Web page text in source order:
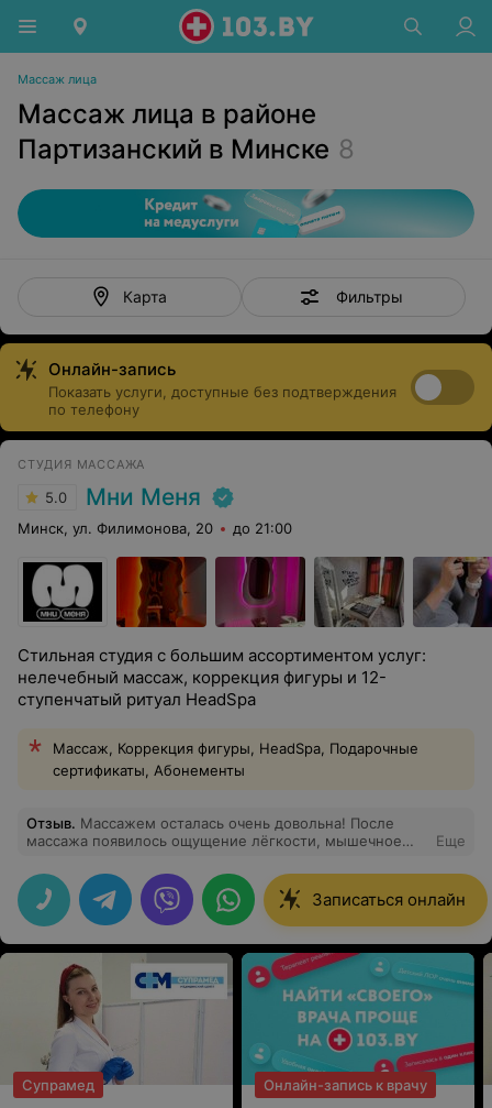
Массаж лица
Массаж лица в районе
Партизанский в Минске 8
Карта Фильтры
Онлайн-запись
Показать услуги, доступные без подтверждения
по телефону
СТУДИЯ МАССАЖА
5.0 Мни Меня
Минск, ул. Филимонова, 20 до 21:00
Стильная студия с большим ассортиментом услуг:
нелечебный массаж, коррекция фигуры и 12-
ступенчатый ритуал HeadSpa
Массаж, Коррекция фигуры, HeadSpa, Подарочные
сертификаты, Абонементы
Отзыв. Массажем осталась очень довольна! После
массажа появилось ощущение лёгкости, мышечное
усыпил и я проснулась с уже напитанной, сияющей
кожей и подтянутым овалом лица. Спасибо Виталию -
настоящий профессионал и специалист. А ещё на
ресепшене была такая замечательная и отзывчивая
девушка! Хорошее настроение на весь день
обеспечено!
Еще
Записаться онлайн
Супрамед
Онлайн-запись к врачу